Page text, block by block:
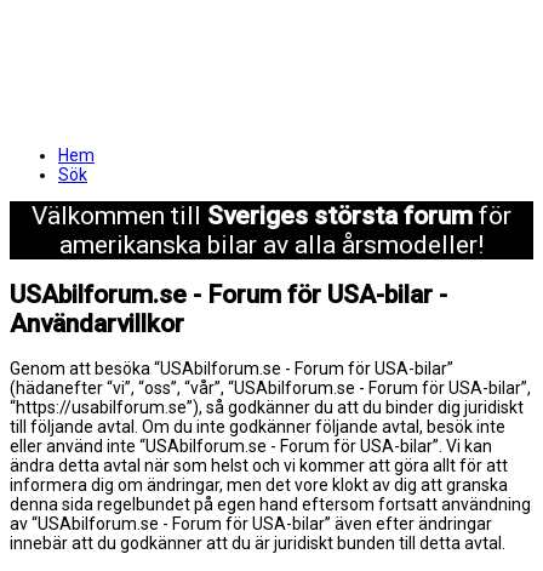
Hem
Sök
Välkommen till Sveriges största forum för
amerikanska bilar av alla årsmodeller!
USAbilforum.se - Forum för USA-bilar -
Användarvillkor
Genom att besöka “USAbilforum.se - Forum för USA-bilar”
(hädanefter “vi”, “oss”, “vår”, “USAbilforum.se - Forum för USA-bilar”,
“https://usabilforum.se”), så godkänner du att du binder dig juridiskt
till följande avtal. Om du inte godkänner följande avtal, besök inte
eller använd inte “USAbilforum.se - Forum för USA-bilar”. Vi kan
ändra detta avtal när som helst och vi kommer att göra allt för att
informera dig om ändringar, men det vore klokt av dig att granska
denna sida regelbundet på egen hand eftersom fortsatt användning
av “USAbilforum.se - Forum för USA-bilar” även efter ändringar
innebär att du godkänner att du är juridiskt bunden till detta avtal.